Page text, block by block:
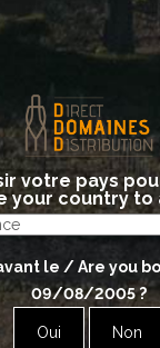
votre pays
your country
le / Are you
09/08/2005?
Oui Non